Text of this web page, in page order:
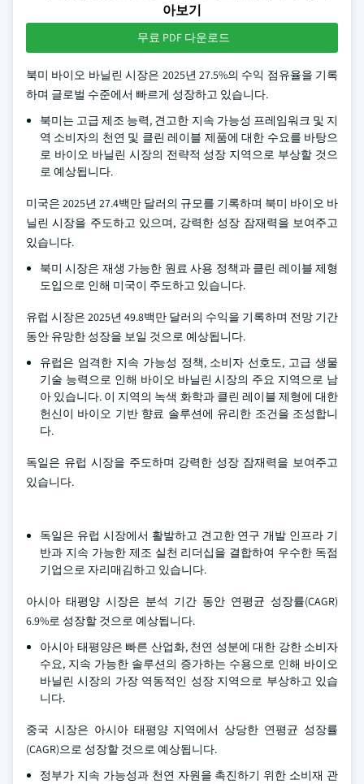
아보기
무료 PDF 다운로드
북미 바이오 바닐린 시장은 2025년 27.5%의 수익 점유율을 기록
하며 글로벌 수준에서 빠르게 성장하고 있습니다.
북미는 고급 제조 능력, 견고한 지속 가능성 프레임워크 및 지
역 소비자의 천연 및 클린 레이블 제품에 대한 수요를 바탕으
로 바이오 바닐린 시장의 전략적 성장 지역으로 부상할 것으
로 예상됩니다.
미국은 2025년 27.4백만 달러의 규모를 기록하며 북미 바이오 바
닐린 시장을 주도하고 있으며, 강력한 성장 잠재력을 보여주고
있습니다.
북미 시장은 재생 가능한 원료 사용 정책과 클린 레이블 제형
도입으로 인해 미국이 주도하고 있습니다.
유럽 시장은 2025년 49.8백만 달러의 수익을 기록하며 전망 기간
동안 유망한 성장을 보일 것으로 예상됩니다.
유럽은 엄격한 지속 가능성 정책, 소비자 선호도, 고급 생물
기술 능력으로 인해 바이오 바닐린 시장의 주요 지역으로 남
아 있습니다. 이 지역의 녹색 화학과 클린 레이블 제형에 대한
헌신이 바이오 기반 향료 솔루션에 유리한 조건을 조성합니
다.
독일은 유럽 시장을 주도하며 강력한 성장 잠재력을 보여주고
있습니다.
독일은 유럽 시장에서 활발하고 견고한 연구 개발 인프라 기
반과 지속 가능한 제조 실천 리더십을 결합하여 우수한 독점
기업으로 자리매김하고 있습니다.
아시아 태평양 시장은 분석 기간 동안 연평균 성장률(CAGR)
6.9%로 성장할 것으로 예상됩니다.
아시아 태평양은 빠른 산업화, 천연 성분에 대한 강한 소비자
수요, 지속 가능한 솔루션의 증가하는 수용으로 인해 바이오
바닐린 시장의 가장 역동적인 성장 지역으로 부상하고 있습
니다.
중국 시장은 아시아 태평양 지역에서 상당한 연평균 성장률
(CAGR)으로 성장할 것으로 예상됩니다.
정부가 지속 가능성과 천연 자원을 촉진하기 위한 소비재 관